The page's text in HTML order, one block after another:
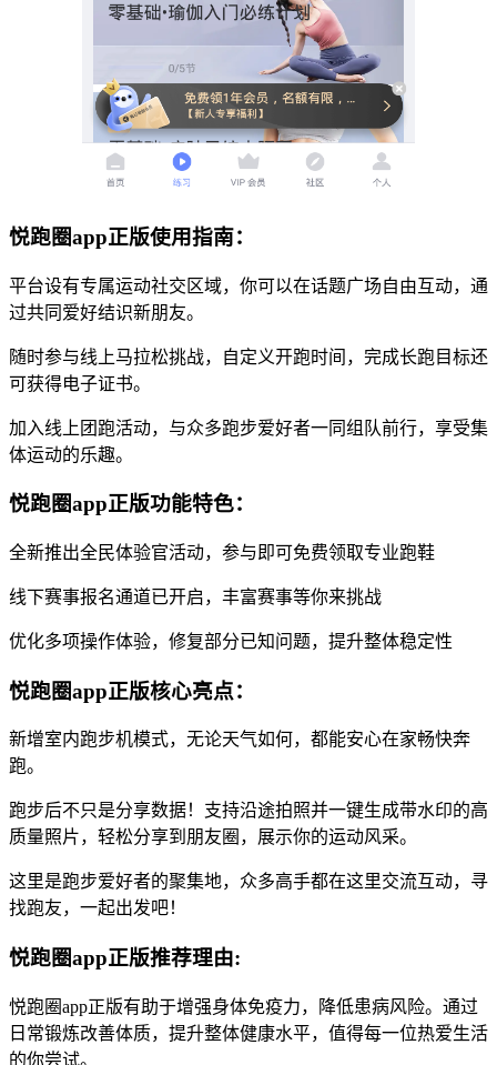
悦跑圈app正版使用指南：
平台设有专属运动社交区域，你可以在话题广场自由互动，通
过共同爱好结识新朋友。
随时参与线上马拉松挑战，自定义开跑时间，完成长跑目标还
可获得电子证书。
加入线上团跑活动，与众多跑步爱好者一同组队前行，享受集
体运动的乐趣。
悦跑圈app正版功能特色：
全新推出全民体验官活动，参与即可免费领取专业跑鞋
线下赛事报名通道已开启，丰富赛事等你来挑战
优化多项操作体验，修复部分已知问题，提升整体稳定性
悦跑圈app正版核心亮点：
新增室内跑步机模式，无论天气如何，都能安心在家畅快奔
跑。
跑步后不只是分享数据！支持沿途拍照并一键生成带水印的高
质量照片，轻松分享到朋友圈，展示你的运动风采。
这里是跑步爱好者的聚集地，众多高手都在这里交流互动，寻
找跑友，一起出发吧！
悦跑圈app正版推荐理由:
悦跑圈app正版有助于增强身体免疫力，降低患病风险。通过
日常锻炼改善体质，提升整体健康水平，值得每一位热爱生活
的你尝试。